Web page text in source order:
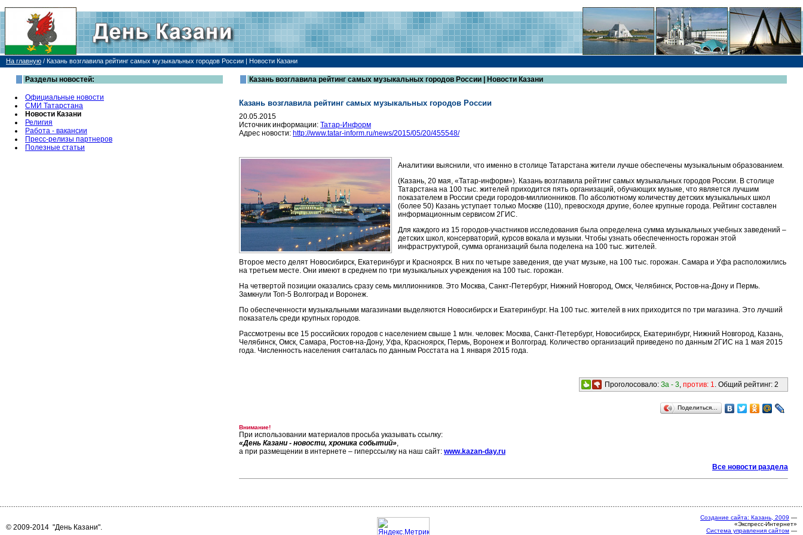
На главную / Казань возглавила рейтинг самых музыкальных городов России | Новости Казани
Разделы новостей:
Официальные новости
СМИ Татарстана
Новости Казани
Религия
Работа - вакансии
Пресс-релизы партнеров
Полезные статьи
Казань возглавила рейтинг самых музыкальных городов России | Новости Казани
Казань возглавила рейтинг самых музыкальных городов России
20.05.2015
Источник информации: Татар-Информ
Адрес новости: http://www.tatar-inform.ru/news/2015/05/20/455548/
Аналитики выяснили, что именно в столице Татарстана жители лучше обеспечены музыкальным образованием.
(Казань, 20 мая, «Татар-информ»). Казань возглавила рейтинг самых музыкальных городов России. В столице
Татарстана на 100 тыс. жителей приходится пять организаций, обучающих музыке, что является лучшим
показателем в России среди городов-миллионников. По абсолютному количеству детских музыкальных школ
(более 50) Казань уступает только Москве (110), превосходя другие, более крупные города. Рейтинг составлен
информационным сервисом 2ГИС.
Для каждого из 15 городов-участников исследования была определена сумма музыкальных учебных заведений –
детских школ, консерваторий, курсов вокала и музыки. Чтобы узнать обеспеченность горожан этой
инфраструктурой, сумма организаций была поделена на 100 тыс. жителей.
Второе место делят Новосибирск, Екатеринбург и Красноярск. В них по четыре заведения, где учат музыке, на 100 тыс. горожан. Самара и Уфа расположились
на третьем месте. Они имеют в среднем по три музыкальных учреждения на 100 тыс. горожан.
На четвертой позиции оказались сразу семь миллионников. Это Москва, Санкт-Петербург, Нижний Новгород, Омск, Челябинск, Ростов-на-Дону и Пермь.
Замкнули Топ-5 Волгоград и Воронеж.
По обеспеченности музыкальными магазинами выделяются Новосибирск и Екатеринбург. На 100 тыс. жителей в них приходится по три магазина. Это лучший
показатель среди крупных городов.
Рассмотрены все 15 российских городов с населением свыше 1 млн. человек: Москва, Санкт-Петербург, Новосибирск, Екатеринбург, Нижний Новгород, Казань,
Челябинск, Омск, Самара, Ростов-на-Дону, Уфа, Красноярск, Пермь, Воронеж и Волгоград. Количество организаций приведено по данным 2ГИС на 1 мая 2015
года. Численность населения считалась по данным Росстата на 1 января 2015 года.
Проголосовало: За - 3, против: 1. Общий рейтинг: 2
Поделиться…
Внимание!
При использовании материалов просьба указывать ссылку:
«День Казани - новости, хроника событий»,
а при размещении в интернете – гиперссылку на наш сайт: www.kazan-day.ru
Все новости раздела
© 2009-2014 "День Казани".
Создание сайта: Казань, 2009 —
«Экспресс-Интернет»
Система управления сайтом —